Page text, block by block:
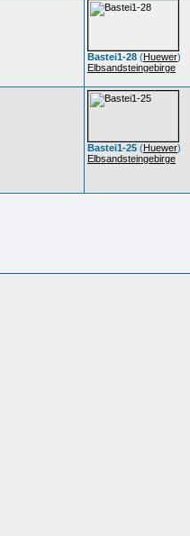
Bastei1-28 (Huewer)
Elbsandsteingebirge
Bastei1-25 (Huewer)
Elbsandsteingebirge